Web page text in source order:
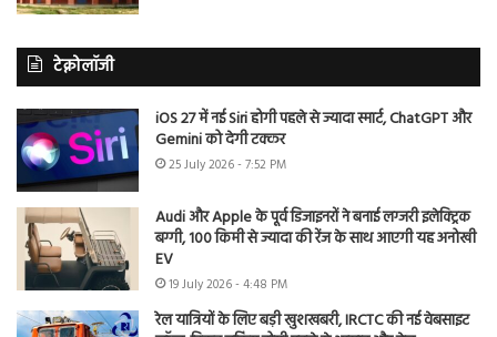
टेक्नोलॉजी
iOS 27 में नई Siri होगी पहले से ज्यादा स्मार्ट, ChatGPT और
Gemini को देगी टक्कर
25 July 2026 - 7:52 PM
Audi और Apple के पूर्व डिजाइनरों ने बनाई लग्जरी इलेक्ट्रिक
बग्गी, 100 किमी से ज्यादा की रेंज के साथ आएगी यह अनोखी
EV
19 July 2026 - 4:48 PM
रेल यात्रियों के लिए बड़ी खुशखबरी, IRCTC की नई वेबसाइट